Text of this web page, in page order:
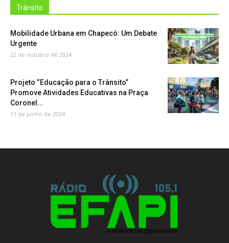
Trânsito
Mobilidade Urbana em Chapecó: Um Debate
Urgente
22 de outubro de 2024
Projeto “Educação para o Trânsito”
Promove Atividades Educativas na Praça
Coronel...
11 de junho de 2024